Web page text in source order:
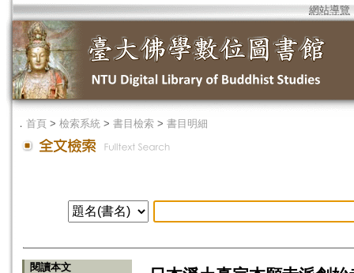
網站導覽
． 首頁 > 檢索系統 > 書目檢索 > 書目明細
閱讀本文